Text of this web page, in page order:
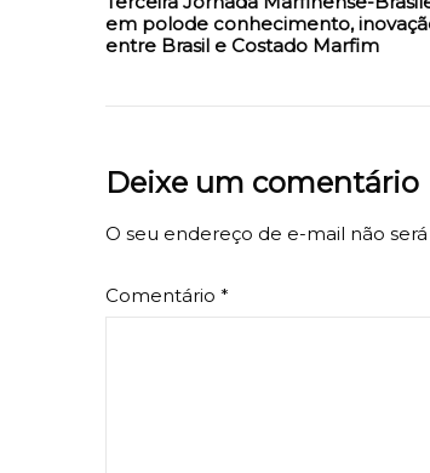
em polode conhecimento,
entre Brasil e Costado Marfim
Deixe um comentário
O seu endereço de e-mail não
Comentário *